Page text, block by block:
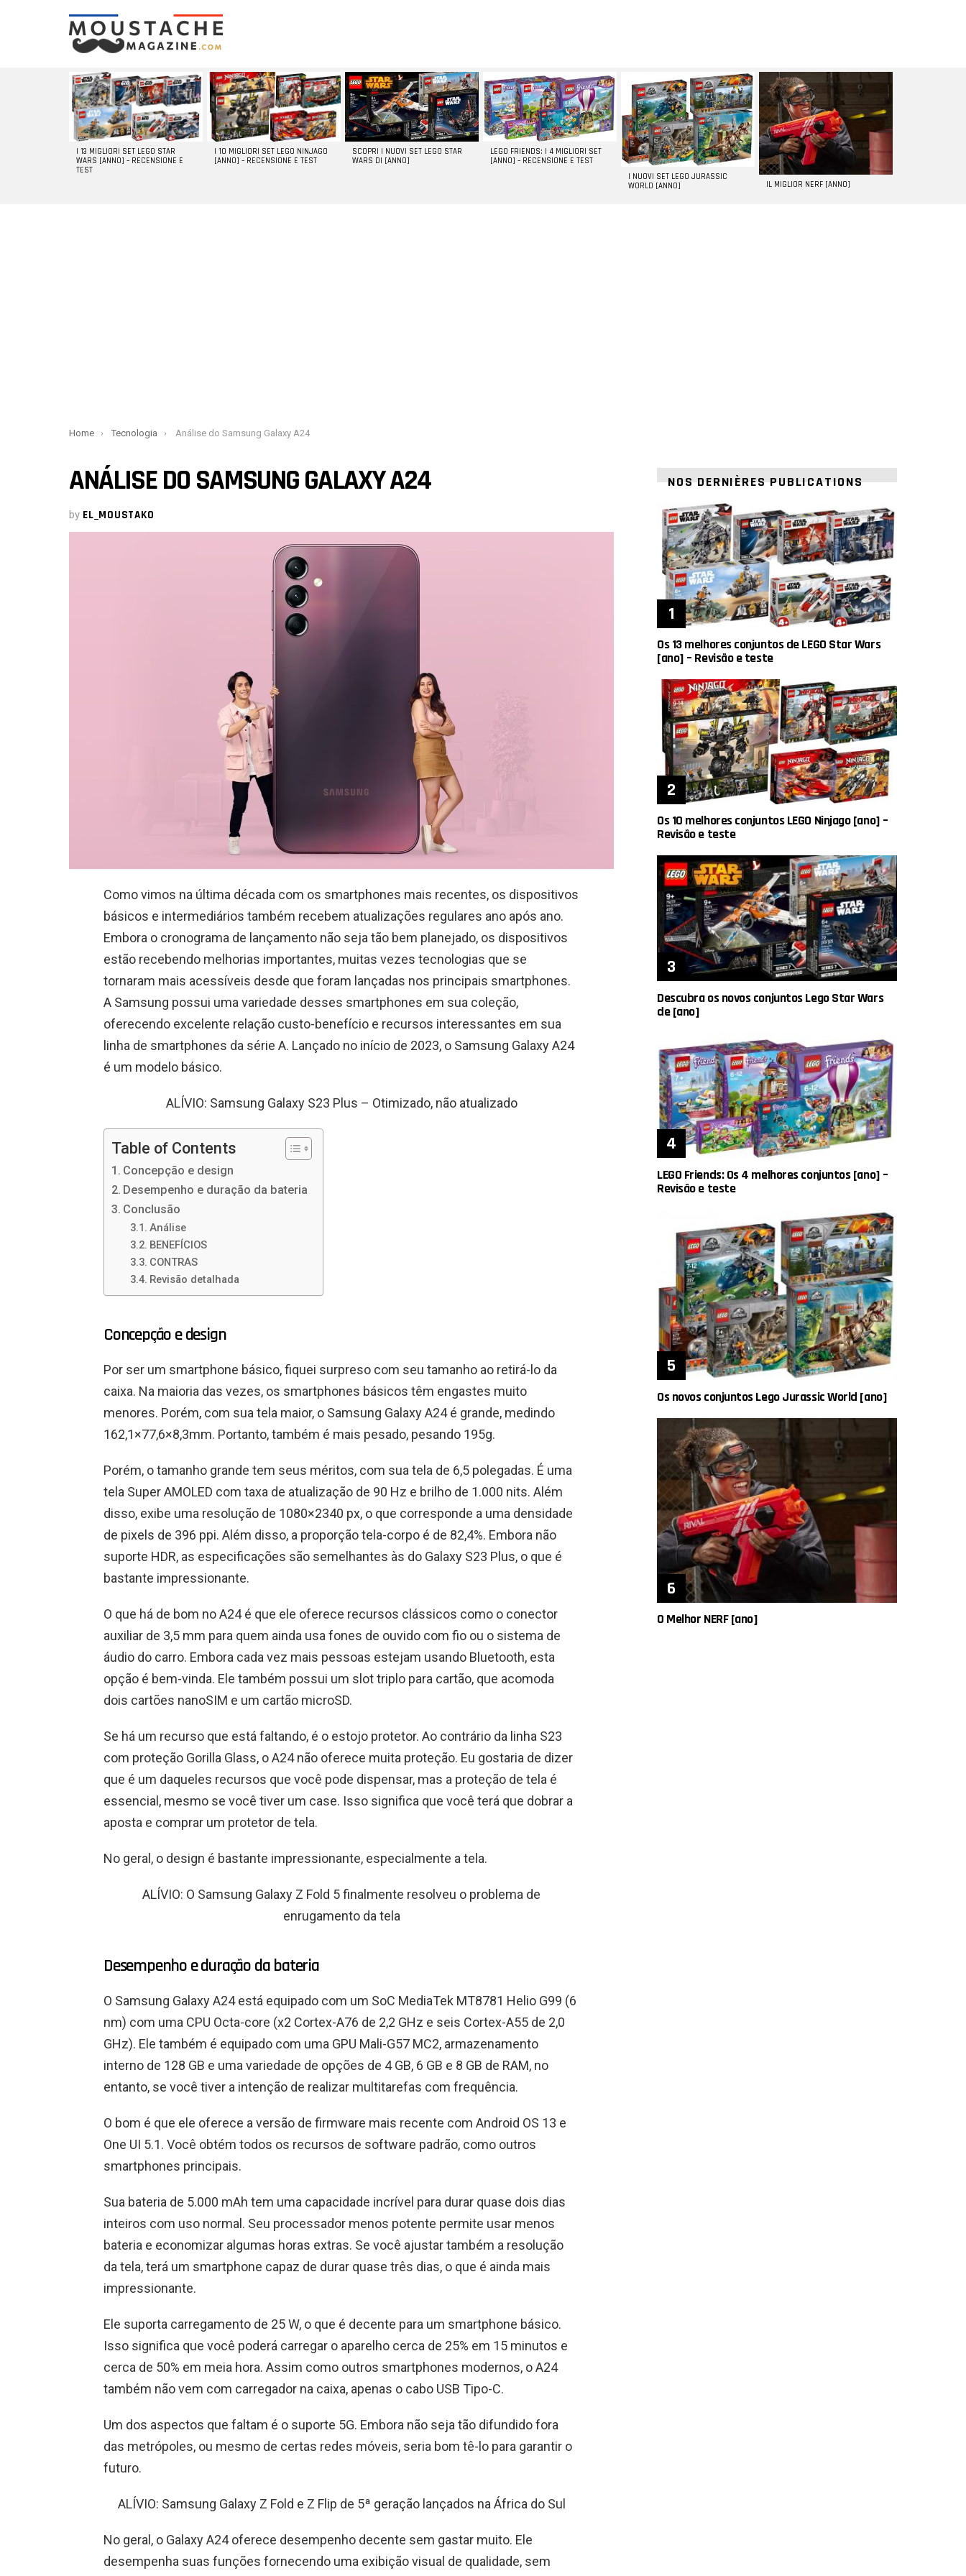
LATEST
STORIES
I 13 MIGLIORI SET LEGO STAR
WARS [ANNO] – RECENSIONE E
TEST
I 10 MIGLIORI SET LEGO NINJAGO
[ANNO] – RECENSIONE E TEST
SCOPRI I NUOVI SET LEGO STAR
WARS DI [ANNO]
LEGO FRIENDS: I 4 MIGLIORI SET
[ANNO] – RECENSIONE E TEST
I NUOVI SET LEGO JURASSIC
WORLD [ANNO]
IL MIGLIOR NERF [ANNO]
You are here:
Home Tecnologia Análise do Samsung Galaxy A24
ANÁLISE DO SAMSUNG GALAXY A24
by EL_MOUSTAKO
Como vimos na última década com os smartphones mais recentes, os dispositivos
básicos e intermediários também recebem atualizações regulares ano após ano.
Embora o cronograma de lançamento não seja tão bem planejado, os dispositivos
estão recebendo melhorias importantes, muitas vezes tecnologias que se
tornaram mais acessíveis desde que foram lançadas nos principais smartphones.
A Samsung possui uma variedade desses smartphones em sua coleção,
oferecendo excelente relação custo-benefício e recursos interessantes em sua
linha de smartphones da série A. Lançado no início de 2023, o Samsung Galaxy A24
é um modelo básico.
ALÍVIO: Samsung Galaxy S23 Plus – Otimizado, não atualizado
Table of Contents
Concepção e design
Desempenho e duração da bateria
Conclusão
Análise
BENEFÍCIOS
CONTRAS
Revisão detalhada
Concepção e design
Por ser um smartphone básico, fiquei surpreso com seu tamanho ao retirá-lo da
caixa. Na maioria das vezes, os smartphones básicos têm engastes muito
menores. Porém, com sua tela maior, o Samsung Galaxy A24 é grande, medindo
162,1×77,6×8,3mm. Portanto, também é mais pesado, pesando 195g.
Porém, o tamanho grande tem seus méritos, com sua tela de 6,5 polegadas. É uma
tela Super AMOLED com taxa de atualização de 90 Hz e brilho de 1.000 nits. Além
disso, exibe uma resolução de 1080×2340 px, o que corresponde a uma densidade
de pixels de 396 ppi. Além disso, a proporção tela-corpo é de 82,4%. Embora não
suporte HDR, as especificações são semelhantes às do Galaxy S23 Plus, o que é
bastante impressionante.
O que há de bom no A24 é que ele oferece recursos clássicos como o conector
auxiliar de 3,5 mm para quem ainda usa fones de ouvido com fio ou o sistema de
áudio do carro. Embora cada vez mais pessoas estejam usando Bluetooth, esta
opção é bem-vinda. Ele também possui um slot triplo para cartão, que acomoda
dois cartões nanoSIM e um cartão microSD.
Se há um recurso que está faltando, é o estojo protetor. Ao contrário da linha S23
com proteção Gorilla Glass, o A24 não oferece muita proteção. Eu gostaria de dizer
que é um daqueles recursos que você pode dispensar, mas a proteção de tela é
essencial, mesmo se você tiver um case. Isso significa que você terá que dobrar a
aposta e comprar um protetor de tela.
No geral, o design é bastante impressionante, especialmente a tela.
ALÍVIO: O Samsung Galaxy Z Fold 5 finalmente resolveu o problema de
enrugamento da tela
Desempenho e duração da bateria
O Samsung Galaxy A24 está equipado com um SoC MediaTek MT8781 Helio G99 (6
nm) com uma CPU Octa-core (x2 Cortex-A76 de 2,2 GHz e seis Cortex-A55 de 2,0
GHz). Ele também é equipado com uma GPU Mali-G57 MC2, armazenamento
interno de 128 GB e uma variedade de opções de 4 GB, 6 GB e 8 GB de RAM, no
entanto, se você tiver a intenção de realizar multitarefas com frequência.
O bom é que ele oferece a versão de firmware mais recente com Android OS 13 e
One UI 5.1. Você obtém todos os recursos de software padrão, como outros
smartphones principais.
Sua bateria de 5.000 mAh tem uma capacidade incrível para durar quase dois dias
inteiros com uso normal. Seu processador menos potente permite usar menos
bateria e economizar algumas horas extras. Se você ajustar também a resolução
da tela, terá um smartphone capaz de durar quase três dias, o que é ainda mais
impressionante.
Ele suporta carregamento de 25 W, o que é decente para um smartphone básico.
Isso significa que você poderá carregar o aparelho cerca de 25% em 15 minutos e
cerca de 50% em meia hora. Assim como outros smartphones modernos, o A24
também não vem com carregador na caixa, apenas o cabo USB Tipo-C.
Um dos aspectos que faltam é o suporte 5G. Embora não seja tão difundido fora
das metrópoles, ou mesmo de certas redes móveis, seria bom tê-lo para garantir o
futuro.
ALÍVIO: Samsung Galaxy Z Fold e Z Flip de 5ª geração lançados na África do Sul
No geral, o Galaxy A24 oferece desempenho decente sem gastar muito. Ele
desempenha suas funções fornecendo uma exibição visual de qualidade, sem
NOS DERNIÈRES PUBLICATIONS
Os 13 melhores conjuntos de LEGO Star Wars
[ano] – Revisão e teste
Os 10 melhores conjuntos LEGO Ninjago [ano] –
Revisão e teste
Descubra os novos conjuntos Lego Star Wars
de [ano]
LEGO Friends: Os 4 melhores conjuntos [ano] –
Revisão e teste
Os novos conjuntos Lego Jurassic World [ano]
O Melhor NERF [ano]